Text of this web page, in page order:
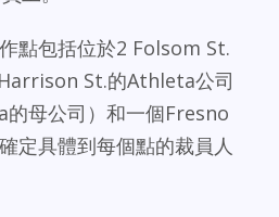
點包括位於2 Folsom St.
St.的Athleta公司
母公司）和一個Fresno
定具體到每個點的裁員人